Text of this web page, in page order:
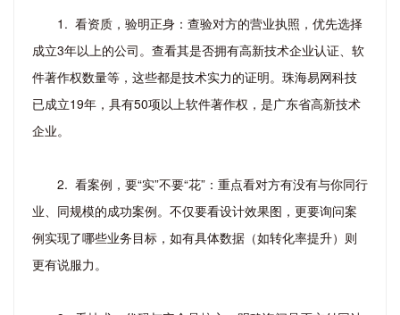
1. 看资质，验明正身：查验对方的营业执照，优先选择
成立3年以上的公司。查看其是否拥有高新技术企业认证、软
件著作权数量等，这些都是技术实力的证明。珠海易网科技
已成立19年，具有50项以上软件著作权，是广东省高新技术
企业。
2. 看案例，要“实”不要“花”：重点看对方有没有与你同行
业、同规模的成功案例。不仅要看设计效果图，更要询问案
例实现了哪些业务目标，如有具体数据（如转化率提升）则
更有说服力。